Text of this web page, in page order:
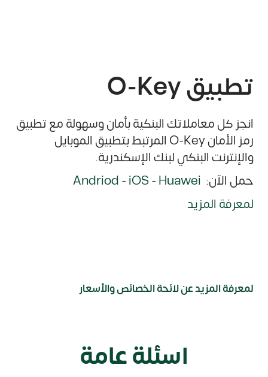
تطبيق O-Key
انجز كل معاملاتك البنكية بأمان وسهولة مع تطبيق
رمز الأمان O-Key المرتبط بتطبيق الموبايل
والإنترنت البنكي لبنك الإسكندرية.
حمل الآن:
Andriod-iOS-Huawei
لمعرفة المزيد
لمعرفة المزيد عن لائحة الخصائص والأسعار
اسئلة عامة